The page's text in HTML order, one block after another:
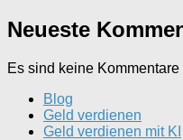
Neueste
Es sind keine
Blog
Geld verdienen
Geld verdienen mit KI